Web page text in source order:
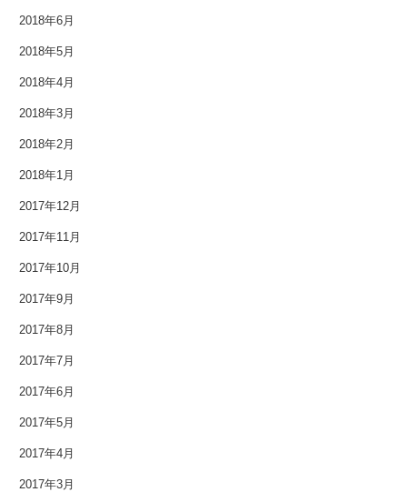
2018年6月
2018年5月
2018年4月
2018年3月
2018年2月
2018年1月
2017年12月
2017年11月
2017年10月
2017年9月
2017年8月
2017年7月
2017年6月
2017年5月
2017年4月
2017年3月